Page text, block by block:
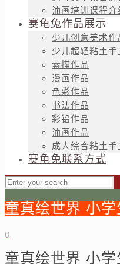
油画培训课程介
赛龟兔作品展示
少儿创意美术作
少儿超轻粘土手
素描作品
漫画作品
色彩作品
书法作品
彩铅作品
油画作品
成人综合粘土手
赛龟兔联系方式
童真绘世界 小
0
童真绘世界 小